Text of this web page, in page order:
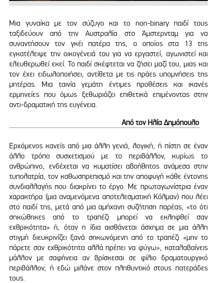
Μια γυναίκα με τον σύζυγο και το non-binary παιδί τους
ταξιδεύουν από την Αυστραλία στο Άμστερνταμ για να
συναντήσουν τον γκέι πατέρα της, ο οποίος στα 13 της
εγκατέλειψε την οικογένειά του για να εργαστεί, αγωνιστεί και
ελευθερωθεί εκεί. Το παιδί σκέφτεται να ζήσει μαζί του, μιας και
τον έχει ειδωλοποιήσει, αντίθετα με τις πράες υπομνήσεις της
μητέρας. Μια ταινία γεμάτη έντιμες προθέσεις και ικανές
ερμηνείες που όμως ξεθωριάζει επιθετικά επιμένοντας στην
αντι-δραματική της ευγένεια.
Από τον Ηλία Δημόπουλο
Ερχόμενος κανείς από μια άλλη γενιά, λογική, ή πίστη σε έναν
άλλο τρόπο συσχετισμού με το περιβάλλον, κυρίως το
ανθρώπινο, ενδέχεται να κυματίσει αβοήθητος ανάμεσα στην
τυπολατρία, τον καθωσπρεπισμό και την αποφυγή κάθε έντονης
συνδιαλλαγής που διακρίνει το έργο. Με πρωταγωνίστρια έναν
χαρακτήρα (μια αναμενόμενα αποτελεσματική Κόλμαν) που λέει
στο παιδί της, μετά από μια αμήχανη συζήτηση παρέας, «το ότι
σηκώθηκες από το τραπέζι μπορεί να εκληφθεί σαν
εχθρικότητα» ή, όταν η ίδια αισθάνεται άσχημα σε μια άλλη
στιγμή διευκρινίζει ξανά σηκωνόμενη από το τραπέζι «μην το
πάρετε σαν εχθρικότητα αλλά πρέπει να φύγω», καταλαβαίνεις
μάλλον με σαφήνεια αν βρίσκεσαι σε φίλιο δραματουργικό
περιβάλλον, ή εδώ μιλάνε στον πληθυντικό στους πατεράδες
τους.